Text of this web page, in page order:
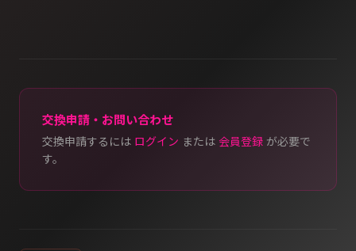
交換申請・お問い合わせ
交換申請するには ログイン または 会員登録 が必要で
す。